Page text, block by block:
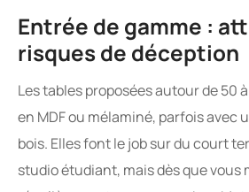
Entrée de gamme :
risques de déception
Les tables proposées autour de 50
en MDF ou mélaminé, parfois
bois. Elles font le job sur du court
studio étudiant, mais dès que vous